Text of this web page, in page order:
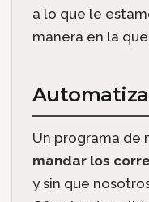
a lo que le
manera en la
Un programa de
mandar los
y sin que